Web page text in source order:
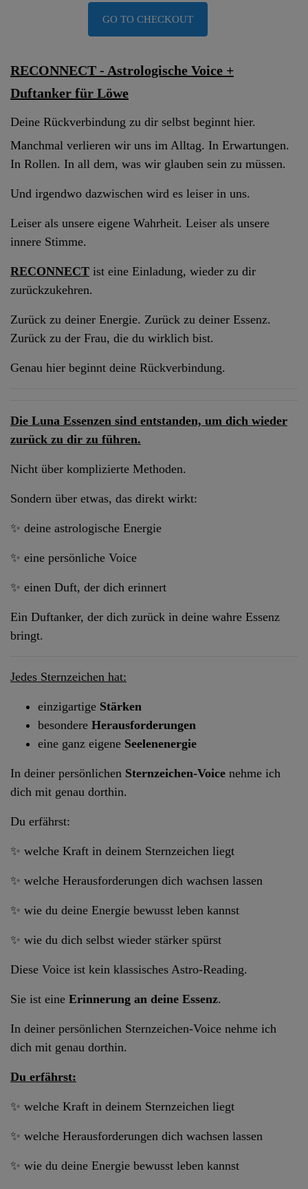
GO TO CHECKOUT
RECONNECT - Astrologische Voice +
Duftanker für Löwe
Deine Rückverbindung zu dir selbst beginnt hier.
Manchmal verlieren wir uns im Alltag. In Erwartungen.
In Rollen. In all dem, was wir glauben sein zu müssen.
Und irgendwo dazwischen wird es leiser in uns.
Leiser als unsere eigene Wahrheit. Leiser als unsere
innere Stimme.
RECONNECT ist eine Einladung, wieder zu dir
zurückzukehren.
Zurück zu deiner Energie. Zurück zu deiner Essenz.
Zurück zu der Frau, die du wirklich bist.
Genau hier beginnt deine Rückverbindung.
Die Luna Essenzen sind entstanden, um dich wieder
zurück zu dir zu führen.
Nicht über komplizierte Methoden.
Sondern über etwas, das direkt wirkt:
✨ deine astrologische Energie
✨ eine persönliche Voice
✨ einen Duft, der dich erinnert
Ein Duftanker, der dich zurück in deine wahre Essenz
bringt.
Jedes Sternzeichen hat:
einzigartige Stärken
besondere Herausforderungen
eine ganz eigene Seelenenergie
In deiner persönlichen Sternzeichen-Voice nehme ich
dich mit genau dorthin.
Du erfährst:
✨ welche Kraft in deinem Sternzeichen liegt
✨ welche Herausforderungen dich wachsen lassen
✨ wie du deine Energie bewusst leben kannst
✨ wie du dich selbst wieder stärker spürst
Diese Voice ist kein klassisches Astro-Reading.
Sie ist eine Erinnerung an deine Essenz.
In deiner persönlichen Sternzeichen-Voice nehme ich
dich mit genau dorthin.
Du erfährst:
✨ welche Kraft in deinem Sternzeichen liegt
✨ welche Herausforderungen dich wachsen lassen
✨ wie du deine Energie bewusst leben kannst